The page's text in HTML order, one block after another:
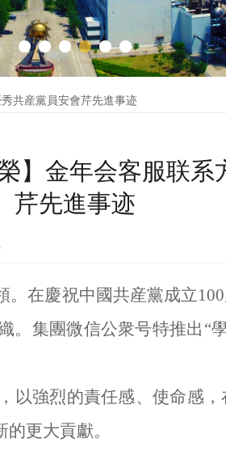
共産黨員安會芹先進事迹
】金年会客服联
芹先進事迹
在慶祝中國共産黨成立
。集團微信公衆号特推出“
強烈的責任感、使命感，
更大貢獻。